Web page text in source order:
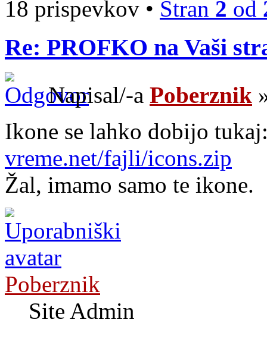
18 prispevkov • Stran 2 od
Re: PROFKO na Vaši
Napisal/-a Poberznik
Ikone se lahko dobijo
vreme.net/fajli/icons.zip
Žal, imamo samo te ikone.
Poberznik
Site Admin